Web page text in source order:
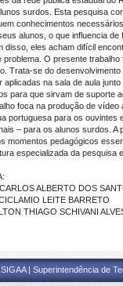
surdos. Esta pesquisa
conhecimentos
alunos, o que influencia de
disso, eles acham difícil
problema. O presente
Trata-se do
aplicadas na sala de aula
para que sirvam de suporte
foca na produção de vídeo
portuguesa para os ouvintes
– para os alunos surdos.
momentos pedagógicos
especializada da pesquisa
ALBERTO DOS
LEITE BARRETO
THIAGO SCHIVANI
SIGAA | Superintendência de